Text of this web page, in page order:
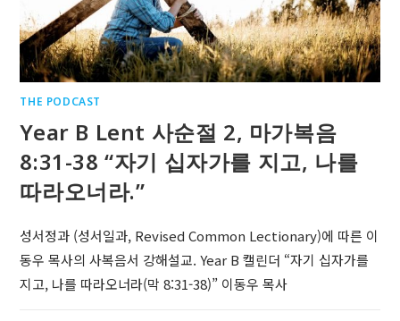
THE PODCAST
Year B Lent 사순절 2, 마가복음
8:31-38 “자기 십자가를 지고, 나를
따라오너라.”
성서정과 (성서일과, Revised Common Lectionary)에 따른 이
동우 목사의 사복음서 강해설교. Year B 캘린더 “자기 십자가를
지고, 나를 따라오너라(막 8:31-38)” 이동우 목사